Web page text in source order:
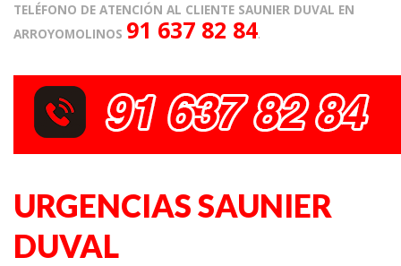
TELÉFONO DE ATENCIÓN AL CLIENTE SAUNIER DUVAL EN
ARROYOMOLINOS 91 637 82 84.
URGENCIAS SAUNIER
DUVAL